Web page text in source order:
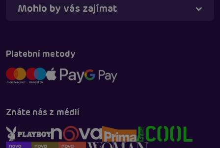
Mohlo by vás zajímat
Platební metody
Znáte nás z médií